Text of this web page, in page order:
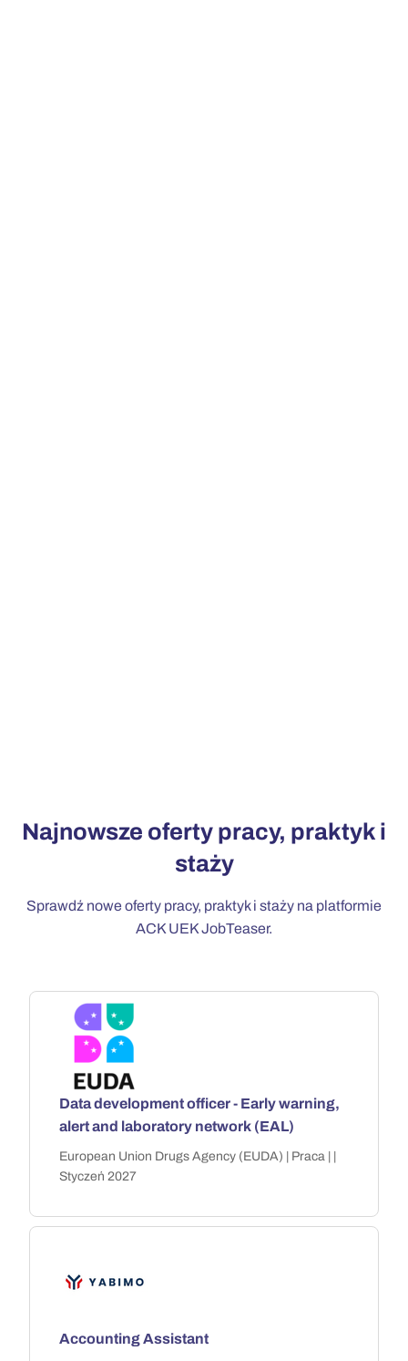
Najnowsze oferty pracy, praktyk i
staży
Sprawdź nowe oferty pracy, praktyk i staży na platformie
ACK UEK JobTeaser.
Data development officer - Early warning,
alert and laboratory network (EAL)
European Union Drugs Agency (EUDA) | Praca | |
Styczeń 2027
Accounting Assistant